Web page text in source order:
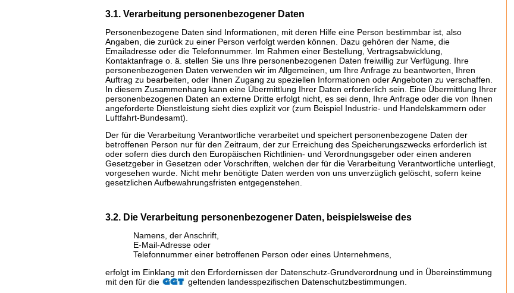
3.1. Verarbeitung personenbezogener Daten
Personenbezogene Daten sind Informationen, mit deren Hilfe eine Person bestimmbar ist, also
Angaben, die zurück zu einer Person verfolgt werden können. Dazu gehören der Name, die
Emailadresse oder die Telefonnummer. Im Rahmen einer Bestellung, Vertragsabwicklung,
Kontaktanfrage o. ä. stellen Sie uns Ihre personenbezogenen Daten freiwillig zur Verfügung. Ihre
personenbezogenen Daten verwenden wir im Allgemeinen, um Ihre Anfrage zu beantworten, Ihren
Auftrag zu bearbeiten, oder Ihnen Zugang zu speziellen Informationen oder Angeboten zu verschaffen.
In diesem Zusammenhang kann eine Übermittlung Ihrer Daten erforderlich sein. Eine Übermittlung Ihrer
personenbezogenen Daten an externe Dritte erfolgt nicht, es sei denn, Ihre Anfrage oder die von Ihnen
angeforderte Dienstleistung sieht dies explizit vor (zum Beispiel Industrie- und Handelskammern oder
Luftfahrt-Bundesamt).
Der für die Verarbeitung Verantwortliche verarbeitet und speichert personenbezogene Daten der
betroffenen Person nur für den Zeitraum, der zur Erreichung des Speicherungszwecks erforderlich ist
oder sofern dies durch den Europäischen Richtlinien- und Verordnungsgeber oder einen anderen
Gesetzgeber in Gesetzen oder Vorschriften, welchen der für die Verarbeitung Verantwortliche unterliegt,
vorgesehen wurde. Nicht mehr benötigte Daten werden von uns unverzüglich gelöscht, sofern keine
gesetzlichen Aufbewahrungsfristen entgegenstehen.
3.2. Die Verarbeitung personenbezogener Daten, beispielsweise des
Namens, der Anschrift,
E-Mail-Adresse oder
Telefonnummer einer betroffenen Person oder eines Unternehmens,
erfolgt im Einklang mit den Erfordernissen der Datenschutz-Grundverordnung und in Übereinstimmung
mit den für die
geltenden landesspezifischen Datenschutzbestimmungen.